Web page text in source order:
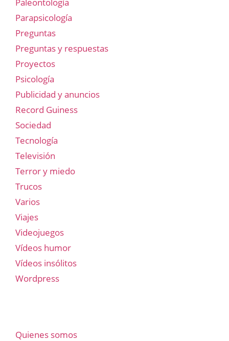
Parapsicología
Preguntas
Preguntas y respuestas
Proyectos
Psicología
Publicidad y anuncios
Record Guiness
Sociedad
Tecnología
Televisión
Terror y miedo
Trucos
Varios
Viajes
Videojuegos
Vídeos humor
Vídeos insólitos
Wordpress
Quienes somos